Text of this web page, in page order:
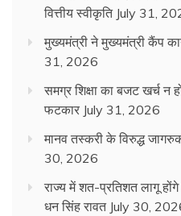
वित्तीय स्वीकृति July 31,
मुख्यमंत्री ने मुख्यमंत्री कैंप
31, 2026
समग्र शिक्षा का बजट खर्च न
फटकार July 31, 2026
मानव तस्करी के विरुद्ध
30, 2026
राज्य में शत-प्रतिशत लागू
धन सिंह रावत July 30,